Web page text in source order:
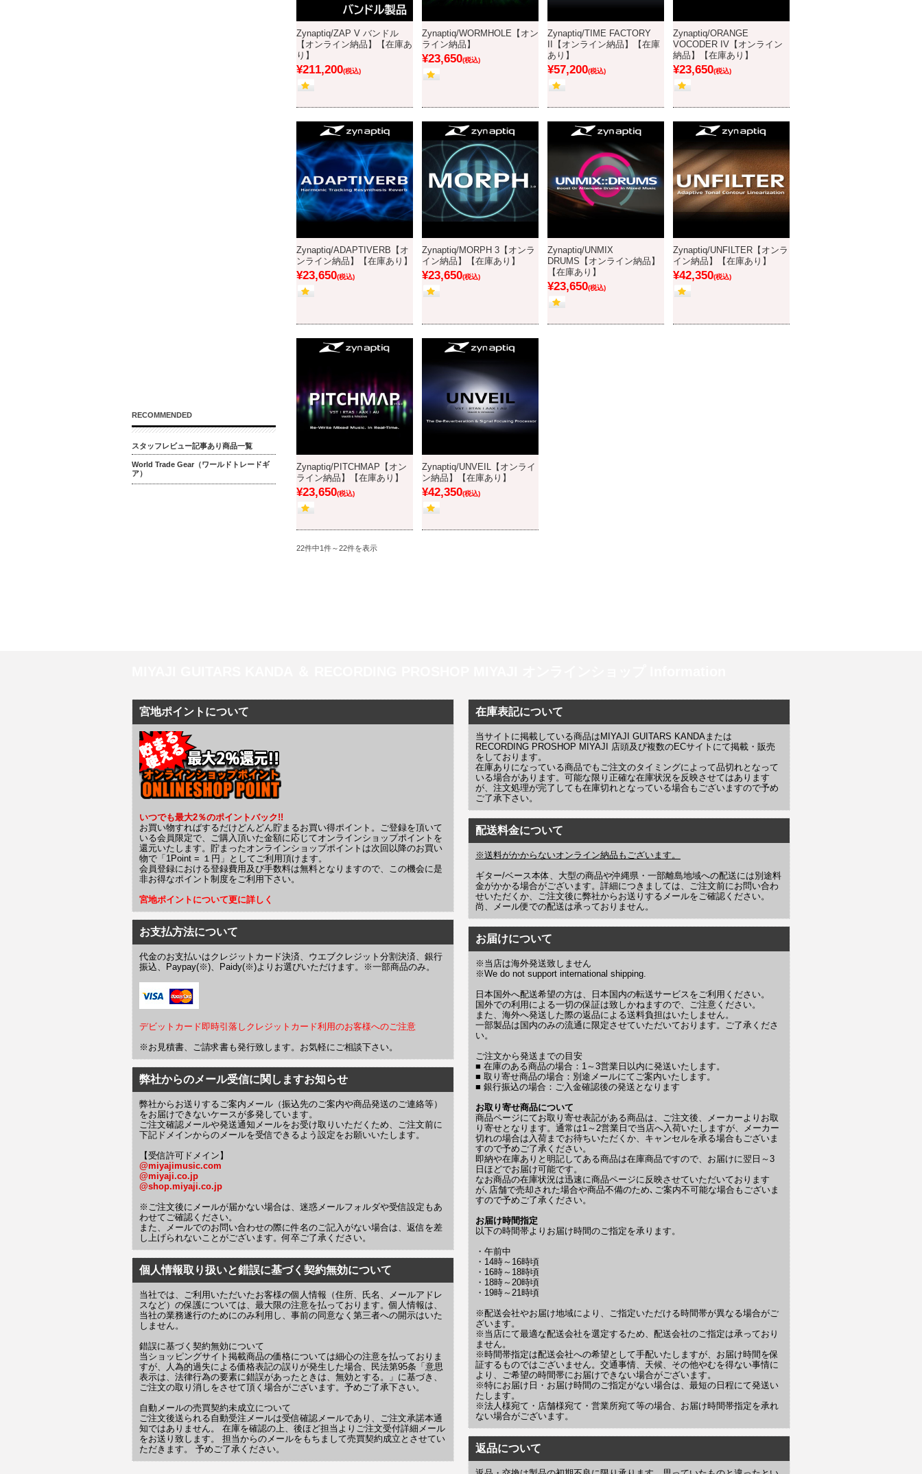
Zynaptiq/ZAP V バンドル
【オンライン納品】【在庫あ
り】
¥211,200(税込)
Zynaptiq/WORMHOLE【オン
ライン納品】
¥23,650(税込)
Zynaptiq/TIME FACTORY
II【オンライン納品】【在庫
あり】
¥57,200(税込)
Zynaptiq/ORANGE
VOCODER IV【オンライン
納品】【在庫あり】
¥23,650(税込)
Zynaptiq/ADAPTIVERB【オ
ンライン納品】【在庫あり】
¥23,650(税込)
Zynaptiq/MORPH 3【オンラ
イン納品】【在庫あり】
¥23,650(税込)
Zynaptiq/UNMIX
DRUMS【オンライン納品】
【在庫あり】
¥23,650(税込)
Zynaptiq/UNFILTER【オンラ
イン納品】【在庫あり】
¥42,350(税込)
Zynaptiq/PITCHMAP【オン
ライン納品】【在庫あり】
¥23,650(税込)
Zynaptiq/UNVEIL【オンライ
ン納品】【在庫あり】
¥42,350(税込)
22件中1件～22件を表示
RECOMMENDED
スタッフレビュー記事あり商品一覧
World Trade Gear（ワールドトレードギ
ア）
宮地ポイントについて
いつでも最大2％のポイントバック!!
お買い物すればするだけどんどん貯まるお買い得ポイント。ご登録を頂いて
いる会員限定で、ご購入頂いた金額に応じてオンラインショップポイントを
還元いたします。貯まったオンラインショップポイントは次回以降のお買い
物で「1Point = １円」としてご利用頂けます。
会員登録における登録費用及び手数料は無料となりますので、この機会に是
非お得なポイント制度をご利用下さい。
宮地ポイントについて更に詳しく
お支払方法について
代金のお支払いはクレジットカード決済、ウエブクレジット分割決済、銀行
振込、Paypay(※)、Paidy(※)よりお選びいただけます。※一部商品のみ。
デビットカード即時引落しクレジットカード利用のお客様へのご注意
※お見積書、ご請求書も発行致します。お気軽にご相談下さい。
弊社からのメール受信に関しますお知らせ
弊社からお送りするご案内メール（振込先のご案内や商品発送のご連絡等）
をお届けできないケースが多発しています。
ご注文確認メールや発送通知メールをお受け取りいただくため、ご注文前に
下記ドメインからのメールを受信できるよう設定をお願いいたします。
【受信許可ドメイン】
@miyajimusic.com
@miyaji.co.jp
@shop.miyaji.co.jp
※ご注文後にメールが届かない場合は、迷惑メールフォルダや受信設定もあ
わせてご確認ください。
また、メールでのお問い合わせの際に件名のご記入がない場合は、返信を差
し上げられないことがございます。何卒ご了承ください。
個人情報取り扱いと錯誤に基づく契約無効について
当社では、ご利用いただいたお客様の個人情報（住所、氏名、メールアドレ
スなど）の保護については、最大限の注意を払っております。個人情報は、
当社の業務遂行のためにのみ利用し、事前の同意なく第三者への開示はいた
しません。
錯誤に基づく契約無効について
当ショッピングサイト掲載商品の価格については細心の注意を払っておりま
すが、人為的過失による価格表記の誤りが発生した場合、民法第95条「意思
表示は、法律行為の要素に錯誤があったときは、無効とする。」に基づき、
ご注文の取り消しをさせて頂く場合がございます。予めご了承下さい。
自動メールの売買契約未成立について
ご注文後送られる自動受注メールは受信確認メールであり、ご注文承諾本通
知ではありません。 在庫を確認の上、後ほど担当よりご注文受付詳細メール
をお送り致します。 担当からのメールをもちまして売買契約成立とさせてい
ただきます。 予めご了承ください。
在庫表記について
当サイトに掲載している商品はMIYAJI GUITARS KANDAまたは
RECORDING PROSHOP MIYAJI 店頭及び複数のECサイトにて掲載・販売
をしております。
在庫ありになっている商品でもご注文のタイミングによって品切れとなって
いる場合があります。可能な限り正確な在庫状況を反映させてはあります
が、注文処理が完了しても在庫切れとなっている場合もございますので予め
ご了承下さい。
配送料金について
※送料がかからないオンライン納品もございます。
ギター/ベース本体、大型の商品や沖縄県・一部離島地域への配送には別途料
金がかかる場合がございます。詳細につきましては、ご注文前にお問い合わ
せいただくか、ご注文後に弊社からお送りするメールをご確認ください。
尚、メール便での配送は承っておりません。
お届けについて
※当店は海外発送致しません
※We do not support international shipping.
日本国外へ配送希望の方は、日本国内の転送サービスをご利用ください。
国外での利用による一切の保証は致しかねますので、ご注意ください。
また、海外へ発送した際の返品による送料負担はいたしません。
一部製品は国内のみの流通に限定させていただいております。ご了承くださ
い。
ご注文から発送までの目安
■ 在庫のある商品の場合：1～3営業日以内に発送いたします。
■ 取り寄せ商品の場合：別途メールにてご案内いたします。
■ 銀行振込の場合：ご入金確認後の発送となります
お取り寄せ商品について
商品ページにてお取り寄せ表記がある商品は、ご注文後、メーカーよりお取
り寄せとなります。通常は1～2営業日で当店へ入荷いたしますが、メーカー
切れの場合は入荷までお待ちいただくか、キャンセルを承る場合もございま
すので予めご了承ください。
即納や在庫ありと明記してある商品は在庫商品ですので、お届けに翌日～3
日ほどでお届け可能です。
なお商品の在庫状況は迅速に商品ページに反映させていただいております
が､店舗で売却された場合や商品不備のため､ご案内不可能な場合もございま
すので予めご了承ください。
お届け時間指定
以下の時間帯よりお届け時間のご指定を承ります。
・午前中
・14時～16時頃
・16時～18時頃
・18時～20時頃
・19時～21時頃
※配送会社やお届け地域により、ご指定いただける時間帯が異なる場合がご
ざいます。
※当店にて最適な配送会社を選定するため、配送会社のご指定は承っており
ません。
※時間帯指定は配送会社への希望として手配いたしますが、お届け時間を保
証するものではございません。交通事情、天候、その他やむを得ない事情に
より、ご希望の時間帯にお届けできない場合がございます。
※特にお届け日・お届け時間のご指定がない場合は、最短の日程にて発送い
たします。
※法人様宛て・店舗様宛て・営業所宛て等の場合、お届け時間帯指定を承れ
ない場合がございます。
返品について